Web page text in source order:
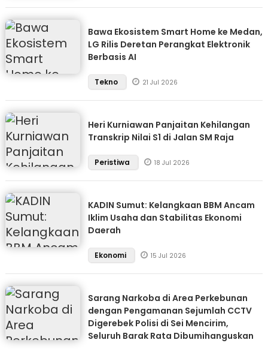
Bawa Ekosistem Smart Home ke Medan,
LG Rilis Deretan Perangkat Elektronik
Berbasis AI
Tekno 21 Jul 2026
Heri Kurniawan Panjaitan Kehilangan
Transkrip Nilai S1 di Jalan SM Raja
Peristiwa 18 Jul 2026
KADIN Sumut: Kelangkaan BBM Ancam
Iklim Usaha dan Stabilitas Ekonomi
Daerah
Ekonomi 15 Jul 2026
Sarang Narkoba di Area Perkebunan
dengan Pengamanan Sejumlah CCTV
Digerebek Polisi di Sei Mencirim,
Seluruh Barak Rata Dibumihanguskan